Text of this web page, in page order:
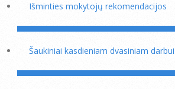
Išminties mokytojų rekomendacijos
Šaukiniai kasdieniam dvasiniam darbui